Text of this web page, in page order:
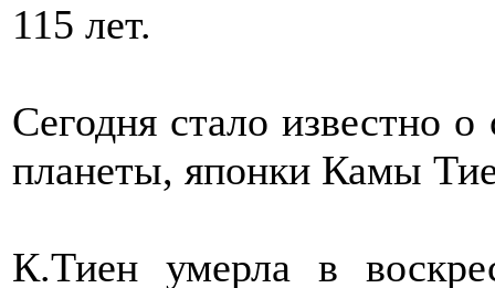
115 лет.
Сегодня стало известно о
планеты, японки Камы
К.Тиен умерла в